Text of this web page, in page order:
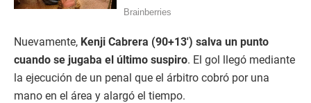
Nuevamente, Kenji Cabrera (90+13′) salva un punto
cuando se jugaba el último suspiro. El gol llegó mediante
la ejecución de un penal que el árbitro cobró por una
mano en el área y alargó el tiempo.